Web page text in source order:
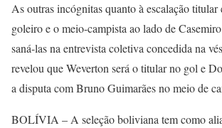
As outras incógnitas quanto à escalação titular
goleiro e o meio-campista ao lado de
saná-las na entrevista coletiva concedida na
revelou que Weverton será o titular no gol e
a disputa com Bruno Guimarães no meio de
BOLÍVIA – A seleção boliviana tem como